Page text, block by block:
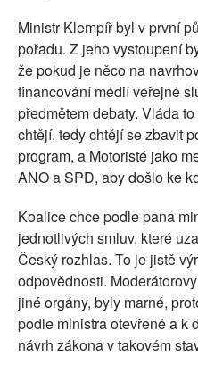
Ministr Klempíř byl v první
pořadu. Z jeho vystoupení
že pokud je něco na
financování médií veřejné
předmětem debaty. Vláda
chtějí, tedy chtějí se zbavit
program, a Motoristé jako
ANO a SPD, aby došlo ke
Koalice chce podle pana
jednotlivých smluv, které
Český rozhlas. To je jistě
odpovědnosti.
jiné orgány, byly marné,
podle ministra otevřené a k
návrh zákona v takovém